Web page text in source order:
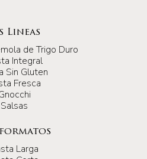
Lineas
de Trigo Duro
Integral
Sin Gluten
Fresca
Salsas
formatos
Larga